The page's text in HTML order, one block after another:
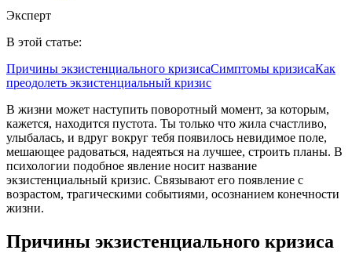
Эксперт
В этой статье:
Причины экзистенциального кризисаСимптомы кризисаКак
преодолеть экзистенциальный кризис
В жизни может наступить поворотный момент, за которым,
кажется, находится пустота. Ты только что жила счастливо,
улыбалась, и вдруг вокруг тебя появилось невидимое поле,
мешающее радоваться, надеяться на лучшее, строить планы. В
психологии подобное явление носит название
экзистенциальный кризис. Связывают его появление с
возрастом, трагическими событиями, осознанием конечности
жизни.
Причины экзистенциального кризиса